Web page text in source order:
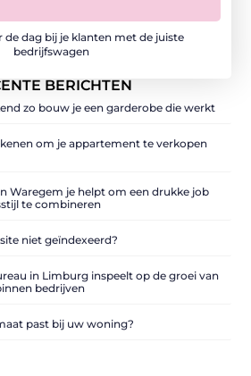
de dag bij je klanten met de juiste
bedrijfswagen
BERICHTEN
zo bouw je een garderobe die werkt
om je appartement te verkopen
Waregem je helpt om een drukke job
te combineren
niet geïndexeerd?
in Limburg inspeelt op de groei van
bedrijven
past bij uw woning?